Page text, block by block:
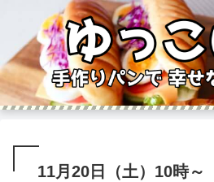
11月20日（土）10時